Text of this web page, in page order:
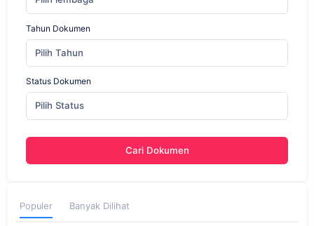
Tahun Dokumen
Pilih Tahun
Status Dokumen
Pilih Status
Cari Dokumen
Populer Banyak Dilihat